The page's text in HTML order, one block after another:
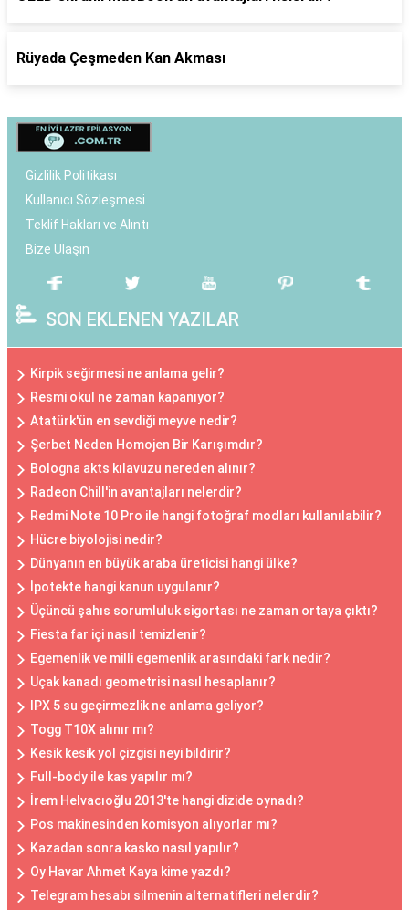
Rüyada Çeşmeden Kan Akması
Gizlilik Politikası
Kullanıcı Sözleşmesi
Teklif Hakları ve Alıntı
Bize Ulaşın
SON EKLENEN YAZILAR
Kirpik seğirmesi ne anlama gelir?
Resmi okul ne zaman kapanıyor?
Atatürk'ün en sevdiği meyve nedir?
Şerbet Neden Homojen Bir Karışımdır?
Bologna akts kılavuzu nereden alınır?
Radeon Chill'in avantajları nelerdir?
Redmi Note 10 Pro ile hangi fotoğraf modları kullanılabilir?
Hücre biyolojisi nedir?
Dünyanın en büyük araba üreticisi hangi ülke?
İpotekte hangi kanun uygulanır?
Üçüncü şahıs sorumluluk sigortası ne zaman ortaya çıktı?
Fiesta far içi nasıl temizlenir?
Egemenlik ve milli egemenlik arasındaki fark nedir?
Uçak kanadı geometrisi nasıl hesaplanır?
IPX 5 su geçirmezlik ne anlama geliyor?
Togg T10X alınır mı?
Kesik kesik yol çizgisi neyi bildirir?
Full-body ile kas yapılır mı?
İrem Helvacıoğlu 2013'te hangi dizide oynadı?
Pos makinesinden komisyon alıyorlar mı?
Kazadan sonra kasko nasıl yapılır?
Oy Havar Ahmet Kaya kime yazdı?
Telegram hesabı silmenin alternatifleri nelerdir?